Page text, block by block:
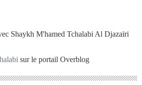
Shaykh M'hamed Tchalabi Al Djazaïri
sur le portail Overblog